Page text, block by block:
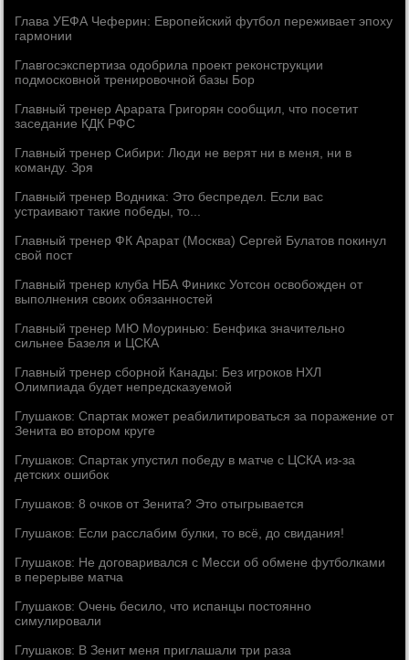
Глава УЕФА Чеферин: Европейский футбол переживает эпоху
гармонии
Главгосэкспертиза одобрила проект реконструкции
подмосковной тренировочной базы Бор
Главный тренер Арарата Григорян сообщил, что посетит
заседание КДК РФС
Главный тренер Сибири: Люди не верят ни в меня, ни в
команду. Зря
Главный тренер Водника: Это беспредел. Если вас
устраивают такие победы, то...
Главный тренер ФК Арарат (Москва) Сергей Булатов покинул
свой пост
Главный тренер клуба НБА Финикс Уотсон освобожден от
выполнения своих обязанностей
Главный тренер МЮ Моуринью: Бенфика значительно
сильнее Базеля и ЦСКА
Главный тренер сборной Канады: Без игроков НХЛ
Олимпиада будет непредсказуемой
Глушаков: Спартак может реабилитироваться за поражение от
Зенита во втором круге
Глушаков: Спартак упустил победу в матче с ЦСКА из-за
детских ошибок
Глушаков: 8 очков от Зенита? Это отыгрывается
Глушаков: Если расслабим булки, то всё, до свидания!
Глушаков: Не договаривался с Месси об обмене футболками
в перерыве матча
Глушаков: Очень бесило, что испанцы постоянно
симулировали
Глушаков: В Зенит меня приглашали три раза